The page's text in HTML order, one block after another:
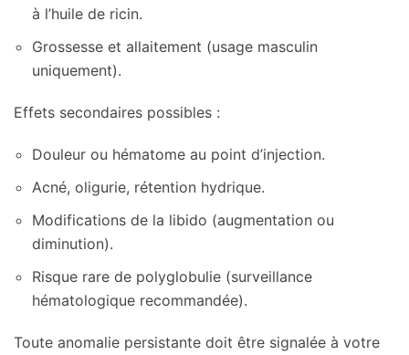
à l’huile de ricin.
Grossesse et allaitement (usage masculin
uniquement).
Effets secondaires possibles :
Douleur ou hématome au point d’injection.
Acné, oligurie, rétention hydrique.
Modifications de la libido (augmentation ou
diminution).
Risque rare de polyglobulie (surveillance
hématologique recommandée).
Toute anomalie persistante doit être signalée à votre